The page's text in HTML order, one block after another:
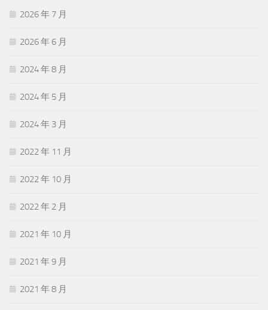
2026 年 7 月
2026 年 6 月
2024 年 8 月
2024 年 5 月
2024 年 3 月
2022 年 11 月
2022 年 10 月
2022 年 2 月
2021 年 10 月
2021 年 9 月
2021 年 8 月